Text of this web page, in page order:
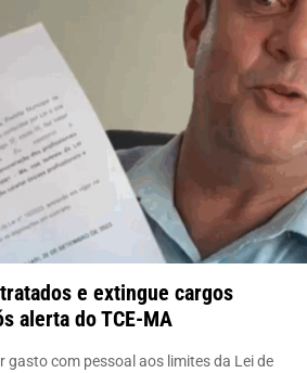
e extingue cargos
alerta do TCE-MA
gasto com pessoal aos limites da Lei de